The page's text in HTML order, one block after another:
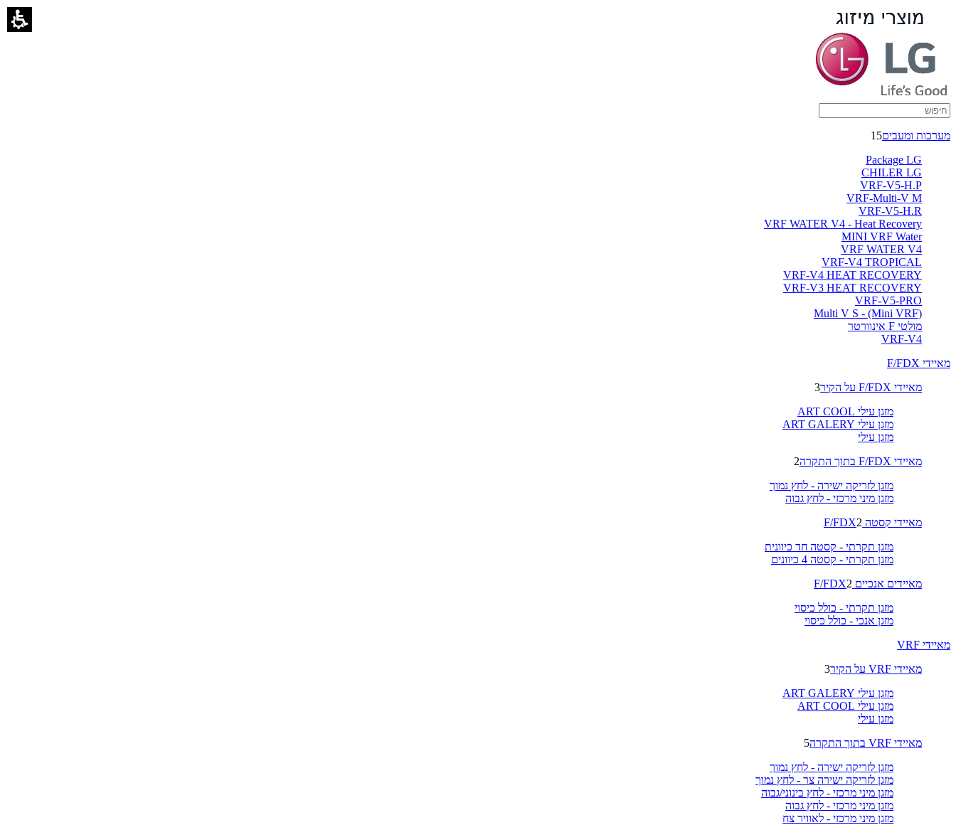
מולטי
אינוורטר
-
ברימאג
מערכות
מערכות ומעבים15
Package LG
CHILER LG
VRF-V5-H.P
VRF-Multi-V M
VRF-V5-H.R
VRF WATER V4 - Heat Recovery
MINI VRF Water
VRF WATER V4
VRF-V4 TROPICAL
VRF-V4 HEAT RECOVERY
VRF-V3 HEAT RECOVERY
VRF-V5-PRO
(Multi V S - (Mini VRF
מולטי F אינוורטר
VRF-V4
מאיידי F/FDX
מאיידי F/FDX על הקיר
3
מזגן עילי ART COOL
מזגן עילי ART GALERY
מזגן עילי
מאיידי F/FDX בתוך התקרה
2
מזגן לזריקה ישירה - לחץ נמוך
מזגן מיני מרכזי - לחץ גבוה
מאיידי קסטה F/FDX 2
מזגן תקרתי - קסטה חד כיוונית
מזגן תקרתי - קסטה 4 כיוונים
מאיידים אנכיים F/FDX 2
מזגן תקרתי - כולל כיסוי
מזגן אנכי - כולל כיסוי
מאיידי VRF
מאיידי VRF על הקיר
3
מזגן עילי ART GALERY
מזגן עילי ART COOL
מזגן עילי
מאיידי VRF בתוך התקרה
5
מזגן לזריקה ישירה - לחץ נמוך
מזגן לזריקה ישירה צר - לחץ נמוך
מזגן מיני מרכזי - לחץ בינוני/גבוה
מזגן מיני מרכזי - לחץ גבוה
מזגן מיני מרכזי - לאוויר צח